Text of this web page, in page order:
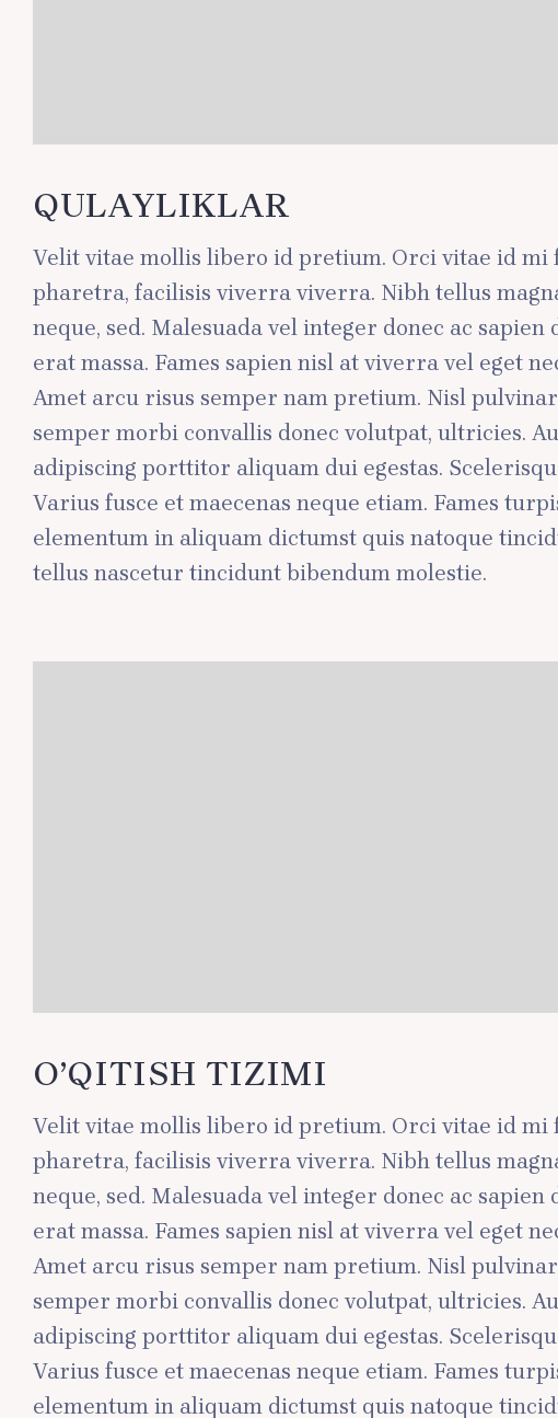
QULAYLIKLAR
Velit vitae mollis libero id pretium. Orci vitae id mi
pharetra, facilisis viverra viverra. Nibh tellus
neque, sed. Malesuada vel integer donec ac
erat massa. Fames sapien nisl at viverra vel eget
Amet arcu risus semper nam pretium. Nisl
semper morbi convallis donec volutpat, ultricies.
adipiscing porttitor aliquam dui egestas.
Varius fusce et maecenas neque etiam. Fames
elementum in aliquam dictumst quis natoque
tellus nascetur tincidunt bibendum molestie.
O’QITISH TIZIMI
Velit vitae mollis libero id pretium. Orci vitae id mi
pharetra, facilisis viverra viverra. Nibh tellus
neque, sed. Malesuada vel integer donec ac
erat massa. Fames sapien nisl at viverra vel eget
Amet arcu risus semper nam pretium. Nisl
semper morbi convallis donec volutpat, ultricies.
adipiscing porttitor aliquam dui egestas.
Varius fusce et maecenas neque etiam. Fames
elementum in aliquam dictumst quis natoque